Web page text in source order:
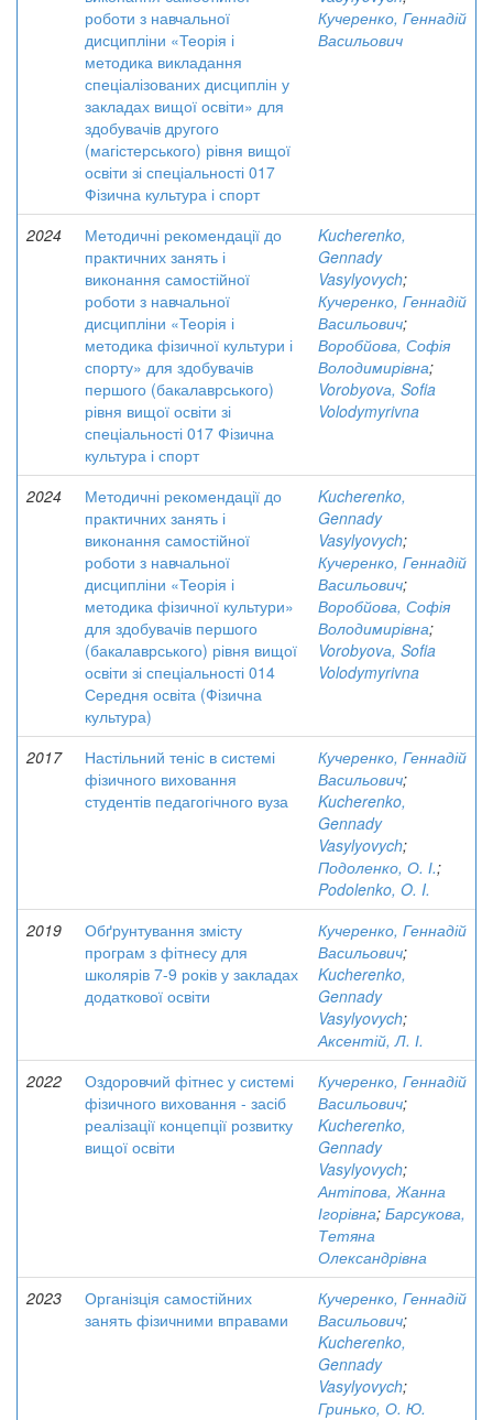
роботи з навчальної
дисципліни «Теорія і
методика викладання
спеціалізованих дисциплін у
закладах вищої освіти» для
здобувачів другого
(магістерського) рівня вищої
освіти зі спеціальності 017
Фізична культура і спорт
Кучеренко, Геннадій
Васильович
2024
Методичні рекомендації до
практичних занять і
виконання самостійної
роботи з навчальної
дисципліни «Теорія і
методика фізичної культури і
спорту» для здобувачів
першого (бакалаврського)
рівня вищої освіти зі
спеціальності 017 Фізична
культура і спорт
Kucherenko,
Gennady
Vasylyovych;
Кучеренко, Геннадій
Васильович;
Воробйова, Софія
Володимирівна;
Vorobyovа, Sofia
Volodymyrivna
2024
Методичні рекомендації до
практичних занять і
виконання самостійної
роботи з навчальної
дисципліни «Теорія і
методика фізичної культури»
для здобувачів першого
(бакалаврського) рівня вищої
освіти зі спеціальності 014
Середня освіта (Фізична
культура)
Kucherenko,
Gennady
Vasylyovych;
Кучеренко, Геннадій
Васильович;
Воробйова, Софія
Володимирівна;
Vorobyovа, Sofia
Volodymyrivna
2017
Настільний теніс в системі
фізичного виховання
студентів педагогічного вуза
Кучеренко, Геннадій
Васильович;
Kucherenko,
Gennady
Vasylyovych;
Подоленко, О. І.;
Podolenko, O. I.
2019
Обґрунтування змісту
програм з фітнесу для
школярів 7-9 років у закладах
додаткової освіти
Кучеренко, Геннадій
Васильович;
Kucherenko,
Gennady
Vasylyovych;
Аксентій, Л. І.
2022
Оздоровчий фітнес у системі
фізичного виховання - засіб
реалізації концепції розвитку
вищої освіти
Кучеренко, Геннадій
Васильович;
Kucherenko,
Gennady
Vasylyovych;
Антіпова, Жанна
Ігорівна; Барсукова,
Тетяна
Олександрівна
2023
Організція самостійних
занять фізичними вправами
Кучеренко, Геннадій
Васильович;
Kucherenko,
Gennady
Vasylyovych;
Гринько, О. Ю.